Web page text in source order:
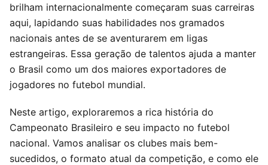
brilham internacionalmente começaram suas carreiras
aqui, lapidando suas habilidades nos gramados
nacionais antes de se aventurarem em ligas
estrangeiras. Essa geração de talentos ajuda a manter
o Brasil como um dos maiores exportadores de
jogadores no futebol mundial.
Neste artigo, exploraremos a rica história do
Campeonato Brasileiro e seu impacto no futebol
nacional. Vamos analisar os clubes mais bem-
sucedidos, o formato atual da competição, e como ele